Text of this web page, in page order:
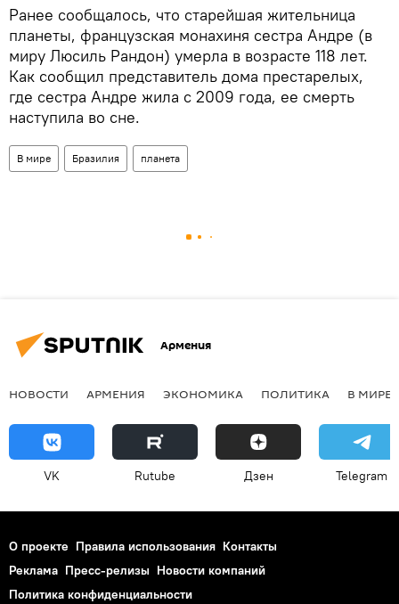
Ранее сообщалось, что старейшая жительница
планеты, французская монахиня сестра Андре (в
миру Люсиль Рандон) умерла в возрасте 118 лет.
Как сообщил представитель дома престарелых,
где сестра Андре жила с 2009 года, ее смерть
наступила во сне.
В мире Бразилия планета
Армения
НОВОСТИ АРМЕНИЯ ЭКОНОМИКА ПОЛИТИКА В МИРЕ
VK Rutube Дзен Telegram
О проекте Правила использования Контакты
Реклама Пресс-релизы Новости компаний
Политика конфиденциальности